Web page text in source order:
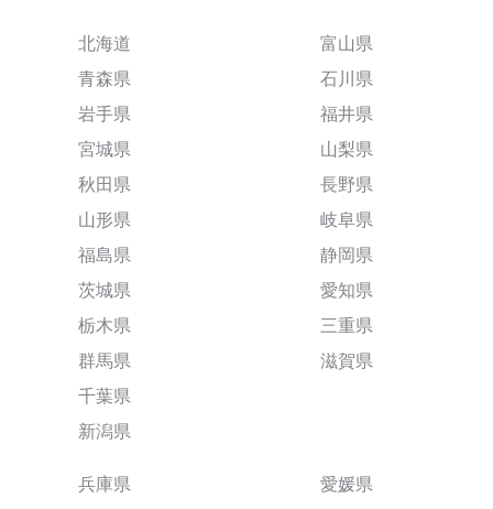
北海道
青森県
岩手県
宮城県
秋田県
山形県
福島県
茨城県
栃木県
群馬県
千葉県
新潟県
富山県
石川県
福井県
山梨県
長野県
岐阜県
静岡県
愛知県
三重県
滋賀県
兵庫県
愛媛県